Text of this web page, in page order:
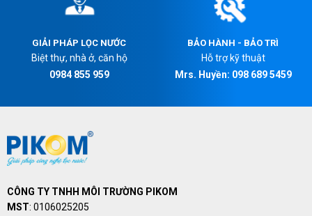
GIẢI PHÁP LỌC NƯỚC
Biệt thự, nhà ở, căn hộ
0984 855 959
BẢO HÀNH - BẢO TRÌ
Hỗ trợ kỹ thuật
Mrs. Huyền: 098 689 5459
CÔNG TY TNHH MÔI TRƯỜNG PIKOM
MST: 0106025205